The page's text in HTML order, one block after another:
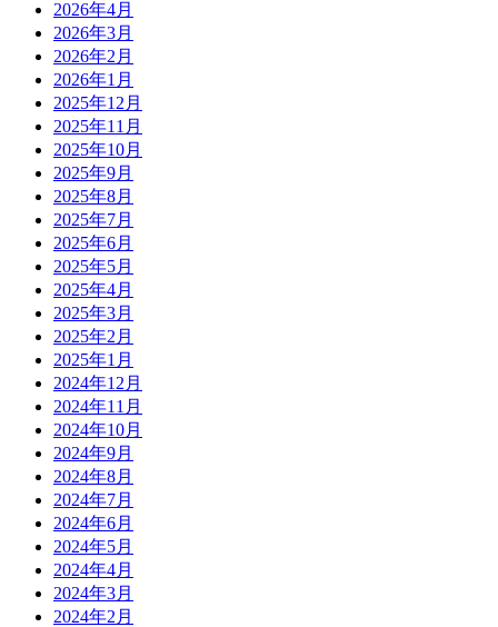
2026年4月
2026年3月
2026年2月
2026年1月
2025年12月
2025年11月
2025年10月
2025年9月
2025年8月
2025年7月
2025年6月
2025年5月
2025年4月
2025年3月
2025年2月
2025年1月
2024年12月
2024年11月
2024年10月
2024年9月
2024年8月
2024年7月
2024年6月
2024年5月
2024年4月
2024年3月
2024年2月